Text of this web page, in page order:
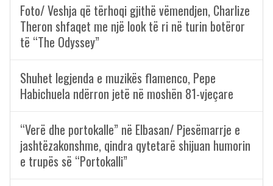
Foto/ Veshja që tërhoqi gjithë vëmendjen, Charlize
Theron shfaqet me një look të ri në turin botëror
të “The Odyssey”
Shuhet legjenda e muzikës flamenco, Pepe
Habichuela ndërron jetë në moshën 81-vjeçare
“Verë dhe portokalle” në Elbasan/ Pjesëmarrje e
jashtëzakonshme, qindra qytetarë shijuan humorin
e trupës së “Portokalli”